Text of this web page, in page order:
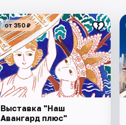
от 350 ₽
Выставка "Наш
Авангард плюс"